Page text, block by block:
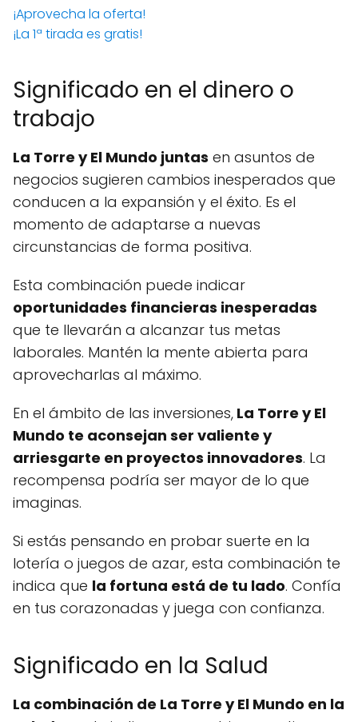
¡Aprovecha la oferta!
¡La 1ª tirada es gratis!
Significado en el dinero o
trabajo
La Torre y El Mundo juntas en asuntos de
negocios sugieren cambios inesperados que
conducen a la expansión y el éxito. Es el
momento de adaptarse a nuevas
circunstancias de forma positiva.
Esta combinación puede indicar
oportunidades financieras inesperadas
que te llevarán a alcanzar tus metas
laborales. Mantén la mente abierta para
aprovecharlas al máximo.
En el ámbito de las inversiones, La Torre y El
Mundo te aconsejan ser valiente y
arriesgarte en proyectos innovadores. La
recompensa podría ser mayor de lo que
imaginas.
Si estás pensando en probar suerte en la
lotería o juegos de azar, esta combinación te
indica que la fortuna está de tu lado. Confía
en tus corazonadas y juega con confianza.
Significado en la Salud
La combinación de La Torre y El Mundo en la